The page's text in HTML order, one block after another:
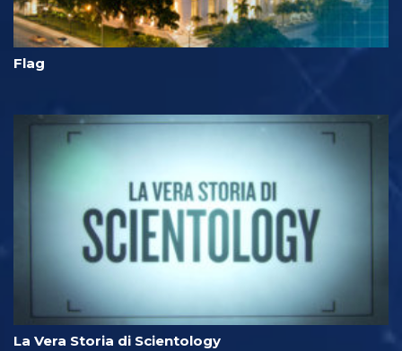
Flag
La Vera Storia di Scientology